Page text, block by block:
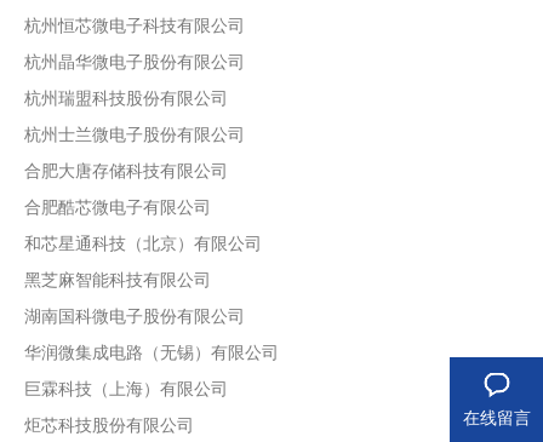
杭州恒芯微电子科技有限公司
杭州晶华微电子股份有限公司
杭州瑞盟科技股份有限公司
杭州士兰微电子股份有限公司
合肥大唐存储科技有限公司
合肥酷芯微电子有限公司
和芯星通科技（北京）有限公司
黑芝麻智能科技有限公司
湖南国科微电子股份有限公司
华润微集成电路（无锡）有限公司
巨霖科技（上海）有限公司
炬芯科技股份有限公司
在线留言